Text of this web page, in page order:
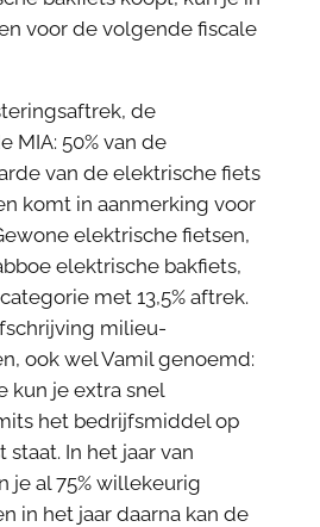
voor de volgende fiscale
de
MIA: 50% van de
van de elektrische fiets
komt in aanmerking voor
elektrische fietsen,
elektrische bakfiets,
met 13,5% aftrek.
milieu-
ook wel Vamil genoemd:
kun je extra snel
het bedrijfsmiddel op
In het jaar van
je al 75% willekeurig
in het jaar daarna kan de